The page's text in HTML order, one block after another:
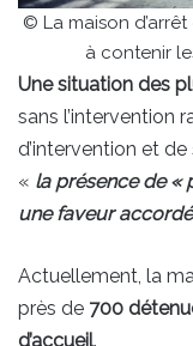
© La maison
à contenir
Une situation des
sans l’intervention
d’intervention et
« la présence de «
une faveur
Actuellement, la
près de 700
d’accueil.